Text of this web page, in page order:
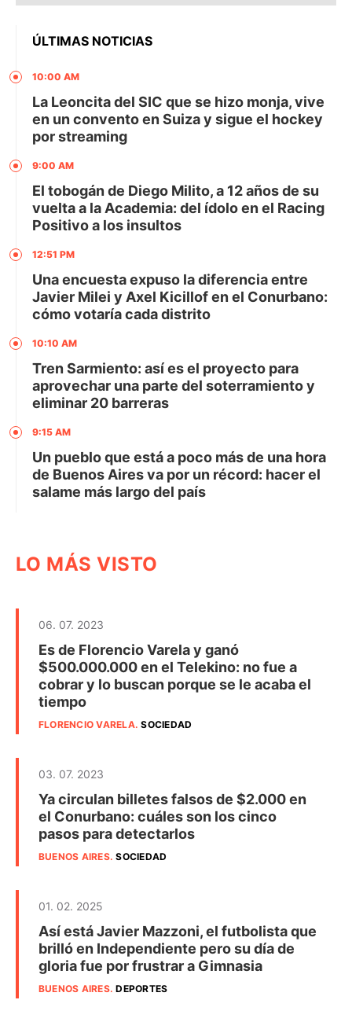
ÚLTIMAS NOTICIAS
10:00 AM
La Leoncita del SIC que se hizo monja, vive
en un convento en Suiza y sigue el hockey
por streaming
9:00 AM
El tobogán de Diego Milito, a 12 años de su
vuelta a la Academia: del ídolo en el Racing
Positivo a los insultos
12:51 PM
Una encuesta expuso la diferencia entre
Javier Milei y Axel Kicillof en el Conurbano:
cómo votaría cada distrito
10:10 AM
Tren Sarmiento: así es el proyecto para
aprovechar una parte del soterramiento y
eliminar 20 barreras
9:15 AM
Un pueblo que está a poco más de una hora
de Buenos Aires va por un récord: hacer el
salame más largo del país
LO MÁS VISTO
06. 07. 2023
Es de Florencio Varela y ganó
$500.000.000 en el Telekino: no fue a
cobrar y lo buscan porque se le acaba el
tiempo
FLORENCIO VARELA.SOCIEDAD
03. 07. 2023
Ya circulan billetes falsos de $2.000 en
el Conurbano: cuáles son los cinco
pasos para detectarlos
BUENOS AIRES.SOCIEDAD
01. 02. 2025
Así está Javier Mazzoni, el futbolista que
brilló en Independiente pero su día de
gloria fue por frustrar a Gimnasia
BUENOS AIRES.DEPORTES